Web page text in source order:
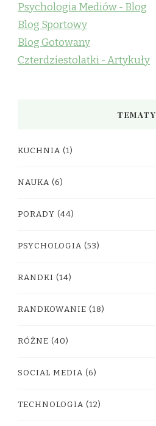
Psychologia Mediów - Blog
Blog Sportowy
Blog Gotowany
Czterdziestolatki - Artykuły
TEMATY
KUCHNIA (1)
NAUKA (6)
PORADY (44)
PSYCHOLOGIA (53)
RANDKI (14)
RANDKOWANIE (18)
RÓŻNE (40)
SOCIAL MEDIA (6)
TECHNOLOGIA (12)